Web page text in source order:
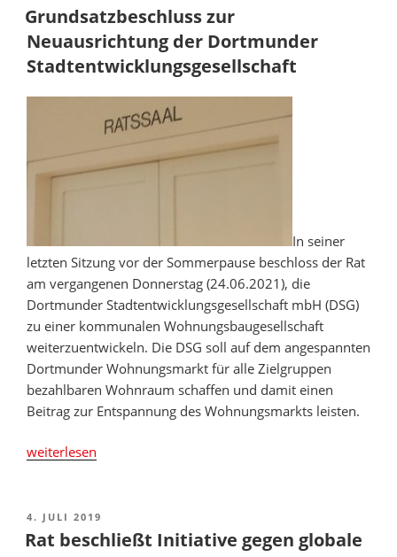
neue
Schuldezernentin“
AM
Grundsatzbeschluss zur
Neuausrichtung der Dortmunder
Stadtentwicklungsgesellschaft
In seiner
letzten Sitzung vor der Sommerpause beschloss der Rat
am vergangenen Donnerstag (24.06.2021), die
Dortmunder Stadtentwicklungsgesellschaft mbH (DSG)
zu einer kommunalen Wohnungsbaugesellschaft
weiterzuentwickeln. Die DSG soll auf dem angespannten
Dortmunder Wohnungsmarkt für alle Zielgruppen
bezahlbaren Wohnraum schaffen und damit einen
Beitrag zur Entspannung des Wohnungsmarkts leisten.
„Grundsatzbeschluss
der
Dortmunder
weiterlesen
VERÖFFENTLICHT
AM
4. JULI 2019
Rat beschließt Initiative gegen globale